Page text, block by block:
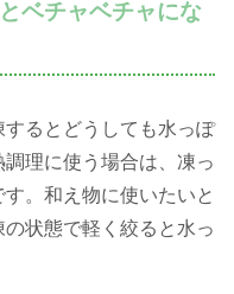
ベチャベチャにな
るとどうしても水っぽ
理に使う場合は、凍っ
。和え物に使いたいと
状態で軽く絞ると水っ